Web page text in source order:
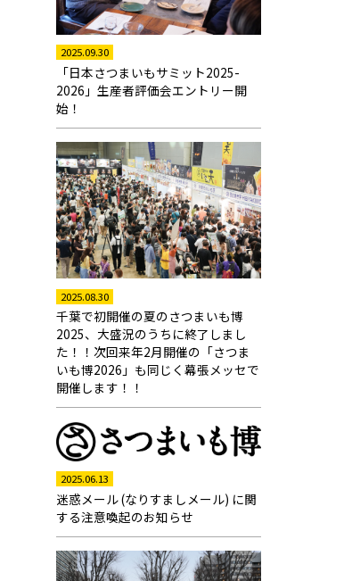
2025.09.30
「日本さつまいもサミット2025-
2026」生産者評価会エントリー開
始！
2025.08.30
千葉で初開催の夏のさつまいも博
2025、大盛況のうちに終了しまし
た！！次回来年2月開催の「さつま
いも博2026」も同じく幕張メッセで
開催します！！
2025.06.13
迷惑メール (なりすましメール) に関
する注意喚起のお知らせ